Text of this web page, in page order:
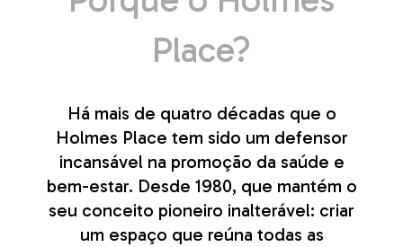
Place?
Há mais de quatro décadas que o
Holmes Place tem sido um defensor
incansável na promoção da saúde e
bem-estar. Desde 1980, que mantém o
seu conceito pioneiro inalterável: criar
um espaço que reúna todas as